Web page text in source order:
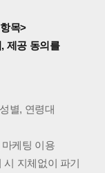
목>
, 제공 동의를
별, 연령대
케팅 이용
시 지체없이 파기